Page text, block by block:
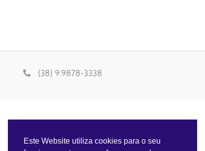
(38) 9.9878-3338
Este Website utiliza cookies para o seu